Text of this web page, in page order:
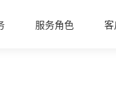
服务角色